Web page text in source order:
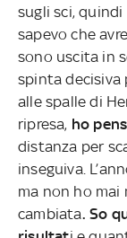
sugli sci,
sapevo che
sono uscita in
spinta decisiva
alle spalle di
ripresa, ho
distanza per
inseguiva.
ma non ho mai
cambiata. So